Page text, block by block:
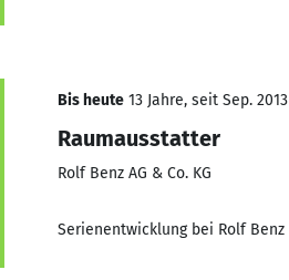
Bis heute 13 Jahre, seit Sep. 2013
Raumausstatter
Rolf Benz AG & Co. KG
Serienentwicklung bei Rolf Benz